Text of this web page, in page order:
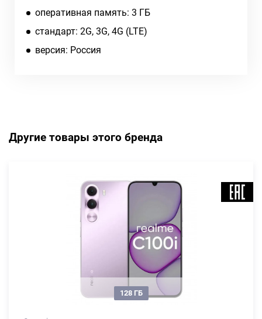
оперативная память: 3 ГБ
cтандарт: 2G, 3G, 4G (LTE)
версия: Россия
Другие товары этого бренда
128 ГБ